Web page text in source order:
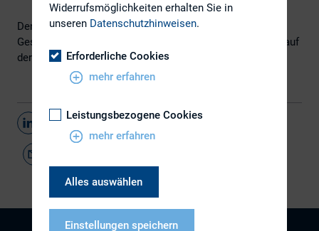
Den vollständigen Artikel, in dem auch DIRK-
Geschäftsführer Kay Bommer zitiert wird, finden Sie
auf
der Webseite desFINANCE-Magazin
Teilen
Widerrufsmöglichkeiten erhalten Sie in
unseren Datenschutzhinweisen.
Erforderliche Cookies
mehr erfahren
Leistungsbezogene Cookies
mehr erfahren
Alles auswählen
Einstellungen speichern